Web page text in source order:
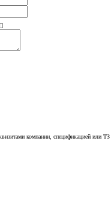
компании, спецификацией или ТЗ